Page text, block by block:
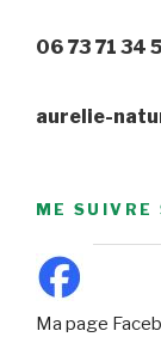
06 73 71 34
aurelie-
ME SUIVRE
Ma page